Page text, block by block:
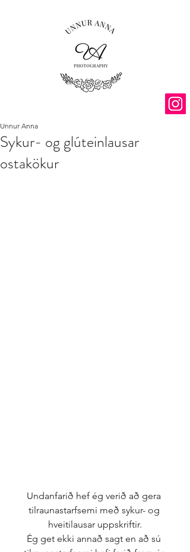
Sykur- og glúteinlausar
ostakökur
Unnur Anna
Undanfarið hef ég verið að gera
tilraunastarfsemi með sykur- og
hveitilausar uppskriftir.
Ég get ekki annað sagt en að sú